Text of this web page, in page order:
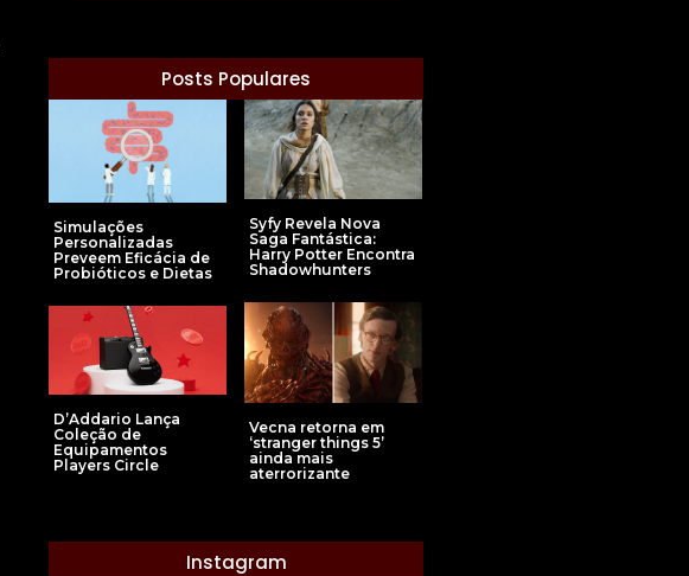
Posts Populares
Simulações
Personalizadas
Preveem Eficácia de
Probióticos e Dietas
Syfy Revela Nova
Saga Fantástica:
Harry Potter Encontra
Shadowhunters
Vecna retorna em
‘stranger things 5’
ainda mais
aterrorizante
D’Addario Lança
Coleção de
Equipamentos
Players Circle
Instagram